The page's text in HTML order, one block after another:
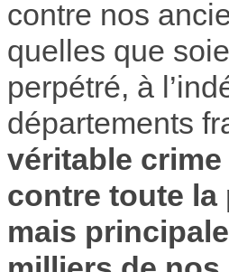
contre nos
quelles que
perpétré, à
départements
véritable crime
contre toute
mais